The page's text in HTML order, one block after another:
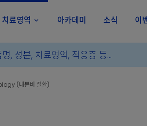
치료영역 keyboard_arrow_down 아카데미 소식 이
(내분비 질환)